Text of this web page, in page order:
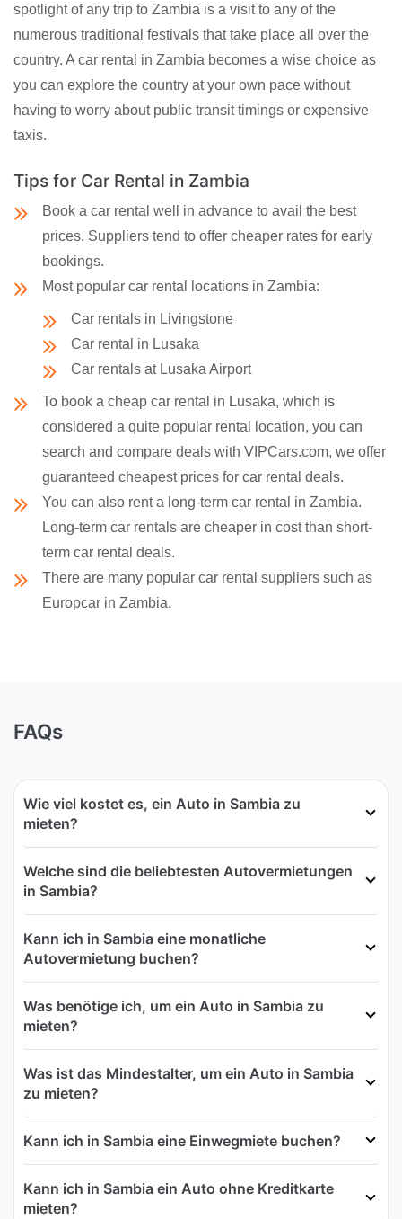
spotlight of any trip to Zambia is a visit to any of the
numerous traditional festivals that take place all over the
country. A car rental in Zambia becomes a wise choice as
you can explore the country at your own pace without
having to worry about public transit timings or expensive
taxis.
Tips for Car Rental in Zambia
Book a car rental well in advance to avail the best
prices. Suppliers tend to offer cheaper rates for early
bookings.
Most popular car rental locations in Zambia:
Car rentals in Livingstone
Car rental in Lusaka
Car rentals at Lusaka Airport
To book a cheap car rental in Lusaka, which is
considered a quite popular rental location, you can
search and compare deals with VIPCars.com, we offer
guaranteed cheapest prices for car rental deals.
You can also rent a long-term car rental in Zambia.
Long-term car rentals are cheaper in cost than short-
term car rental deals.
There are many popular car rental suppliers such as
Europcar in Zambia.
FAQs
Wie viel kostet es, ein Auto in Sambia zu
mieten?
Welche sind die beliebtesten Autovermietungen
in Sambia?
Kann ich in Sambia eine monatliche
Autovermietung buchen?
Was benötige ich, um ein Auto in Sambia zu
mieten?
Was ist das Mindestalter, um ein Auto in Sambia
zu mieten?
Kann ich in Sambia eine Einwegmiete buchen?
Kann ich in Sambia ein Auto ohne Kreditkarte
mieten?